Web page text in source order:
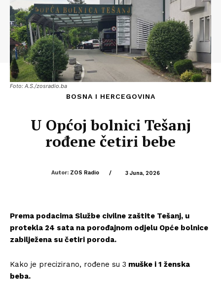
Foto: A.S./zosradio.ba
BOSNA I HERCEGOVINA
U Općoj bolnici Tešanj
rođene četiri bebe
Autor: ZOS Radio / 3 Juna, 2026
Prema podacima Službe civilne zaštite Tešanj, u
protekla 24 sata na porođajnom odjelu Opće bolnice
zabilježena su četiri poroda.
Kako je precizirano, rođene su 3 muške i 1 ženska
beba.